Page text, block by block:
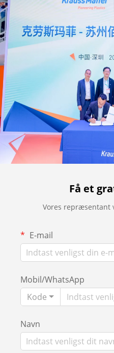
Få et
Vores repræsentant
E-mail
Mobil/WhatsApp
Kode
Navn